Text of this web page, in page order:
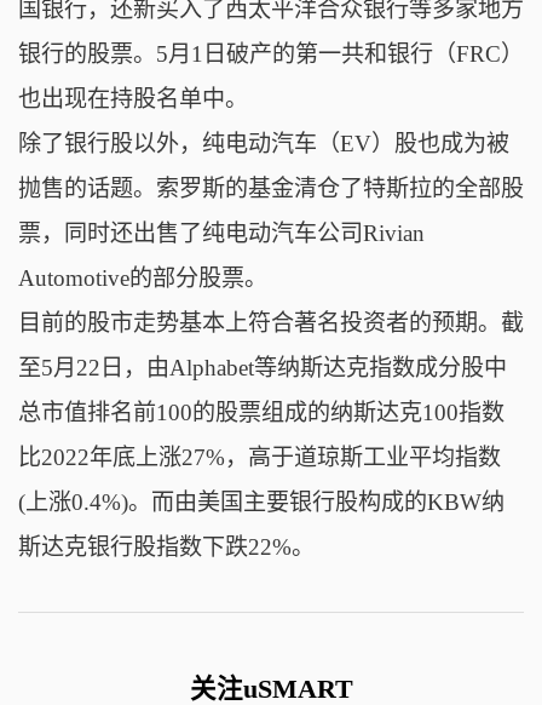
国银行，还新买入了西太平洋合众银行等多家地方
银行的股票。5月1日破产的第一共和银行（FRC）
也出现在持股名单中。
除了银行股以外，纯电动汽车（EV）股也成为被
抛售的话题。索罗斯的基金清仓了特斯拉的全部股
票，同时还出售了纯电动汽车公司Rivian
Automotive的部分股票。
目前的股市走势基本上符合著名投资者的预期。截
至5月22日，由Alphabet等纳斯达克指数成分股中
总市值排名前100的股票组成的纳斯达克100指数
比2022年底上涨27%，高于道琼斯工业平均指数
(上涨0.4%)。而由美国主要银行股构成的KBW纳
斯达克银行股指数下跌22%。
关注uSMART